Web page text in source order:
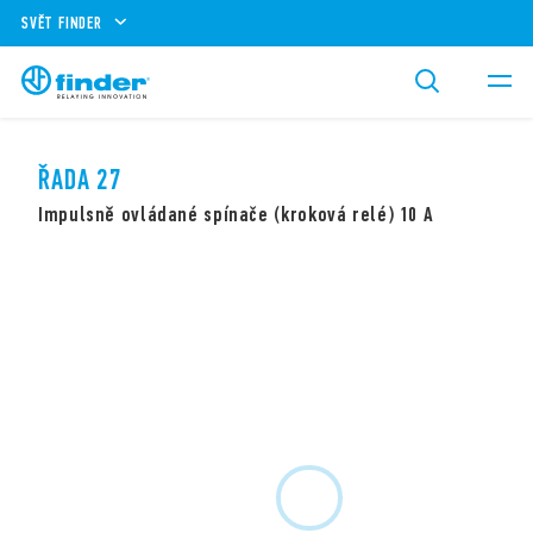
SVĚT FINDER
ŘADA 27
Impulsně ovládané spínače (kroková relé) 10 A